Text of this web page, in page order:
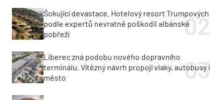
Šokující devastace. Hotelový resort Trumpových
podle expertů nevratně poškodil albánské
pobřeží
Liberec zná podobu nového dopravního
terminálu. Vítězný návrh propojí vlaky, autobusy i
město